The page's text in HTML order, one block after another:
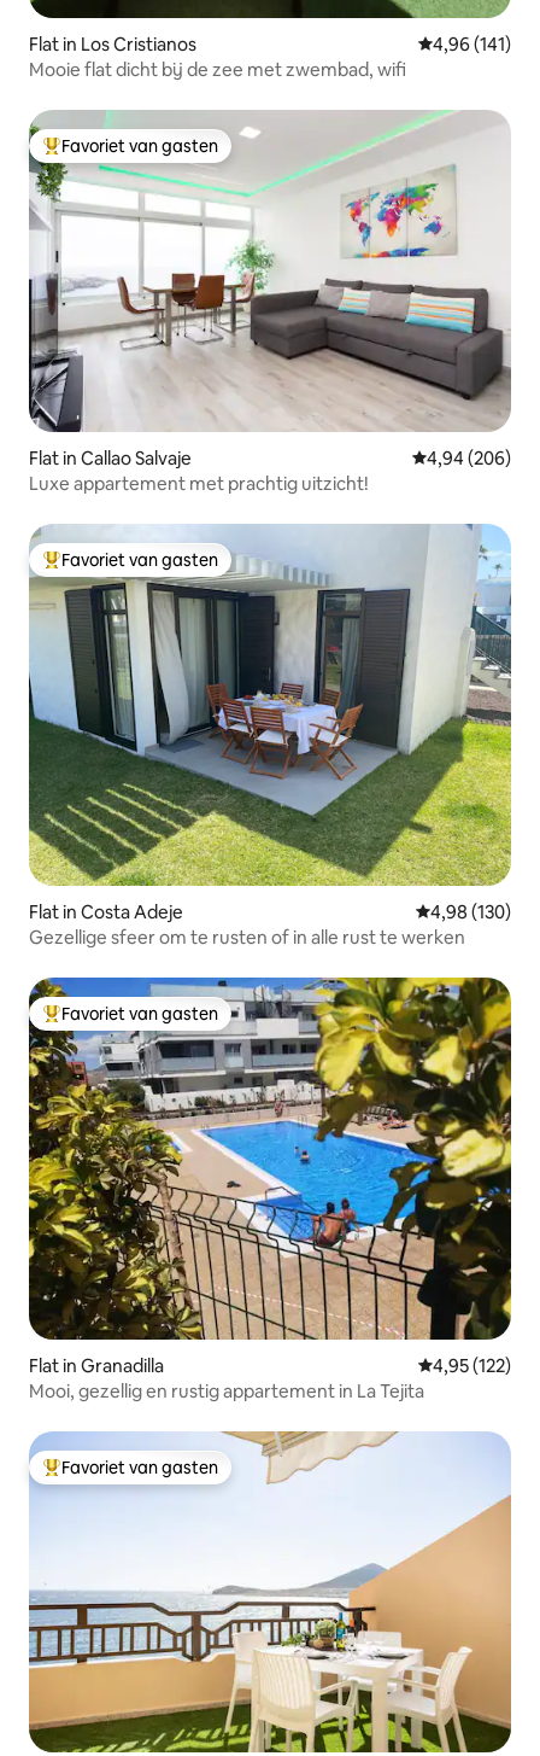
Flat in Los Cristianos Gemiddelde
4,96 (141)
Mooie flat dicht bij de zee met zwembad, wifi
Topfavoriet van gasten
Favoriet van gasten
Flat in Callao Salvaje Gemiddelde
4,94 (206)
Luxe appartement met prachtig uitzicht!
Topfavoriet van gasten
Favoriet van gasten
Flat in Costa Adeje Gemiddelde
4,98 (130)
Gezellige sfeer om te rusten of in alle rust te werken
Topfavoriet van gasten
Favoriet van gasten
Flat in Granadilla Gemiddelde
4,95 (122)
Mooi, gezellig en rustig appartement in La Tejita
Topfavoriet van gasten
Favoriet van gasten